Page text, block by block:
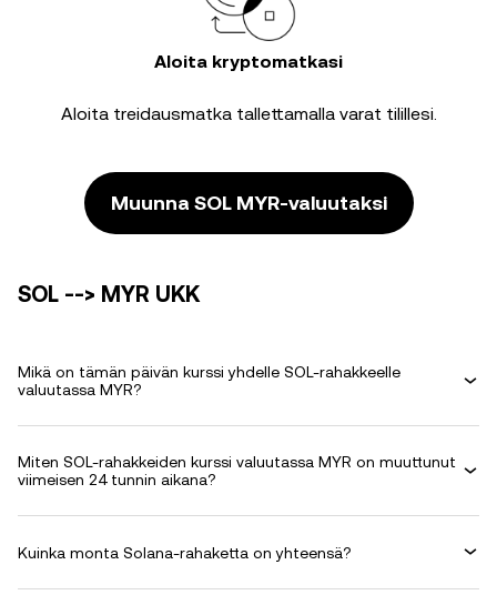
Aloita kryptomatkasi
Aloita treidausmatka tallettamalla varat tilillesi.
Muunna SOL MYR-valuutaksi
SOL --> MYR UKK
Mikä on tämän päivän kurssi yhdelle SOL-rahakkeelle
valuutassa MYR?
Miten SOL-rahakkeiden kurssi valuutassa MYR on muuttunut
viimeisen 24 tunnin aikana?
Kuinka monta Solana-rahaketta on yhteensä?